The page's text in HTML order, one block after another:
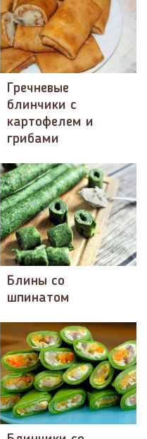
Гречневые
блинчики с
картофелем и
грибами
Блины со
шпинатом